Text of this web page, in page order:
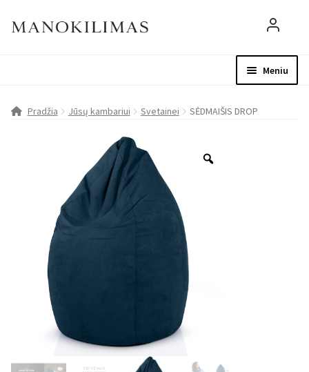
Meniu
Pradžia Jūsų kambariui Svetainei SĖDMAIŠIS DROP